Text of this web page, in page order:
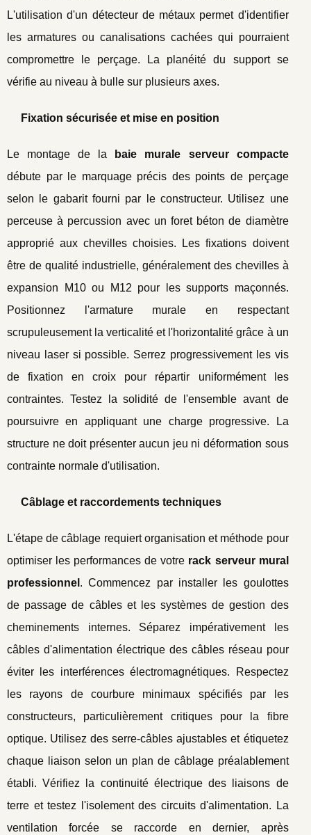
L'utilisation d'un détecteur de métaux permet d'identifier
les armatures ou canalisations cachées qui pourraient
compromettre le perçage. La planéité du support se
vérifie au niveau à bulle sur plusieurs axes.
Fixation sécurisée et mise en position
Le montage de la
baie murale serveur compacte
débute par le marquage précis des points de perçage
selon le gabarit fourni par le constructeur. Utilisez une
perceuse à percussion avec un foret béton de diamètre
approprié aux chevilles choisies. Les fixations doivent
être de qualité industrielle, généralement des chevilles à
expansion M10 ou M12 pour les supports maçonnés.
Positionnez l'armature murale en respectant
scrupuleusement la verticalité et l'horizontalité grâce à un
niveau laser si possible. Serrez progressivement les vis
de fixation en croix pour répartir uniformément les
contraintes. Testez la solidité de l'ensemble avant de
poursuivre en appliquant une charge progressive. La
structure ne doit présenter aucun jeu ni déformation sous
contrainte normale d'utilisation.
Câblage et raccordements techniques
L'étape de câblage requiert organisation et méthode pour
optimiser les performances de votre rack serveur mural
professionnel . Commencez par installer les goulottes
de passage de câbles et les systèmes de gestion des
cheminements internes. Séparez impérativement les
câbles d'alimentation électrique des câbles réseau pour
éviter les interférences électromagnétiques. Respectez
les rayons de courbure minimaux spécifiés par les
constructeurs, particulièrement critiques pour la fibre
optique. Utilisez des serre-câbles ajustables et étiquetez
chaque liaison selon un plan de câblage préalablement
établi. Vérifiez la continuité électrique des liaisons de
terre et testez l'isolement des circuits d'alimentation. La
ventilation forcée se raccorde en dernier, après